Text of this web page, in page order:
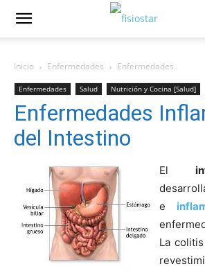
Inicio Enfermedades Enfermedades
Enfermedades Salud Nutrición y Cocina [Salud]
Enfermedades
del Intestino
El
e
La